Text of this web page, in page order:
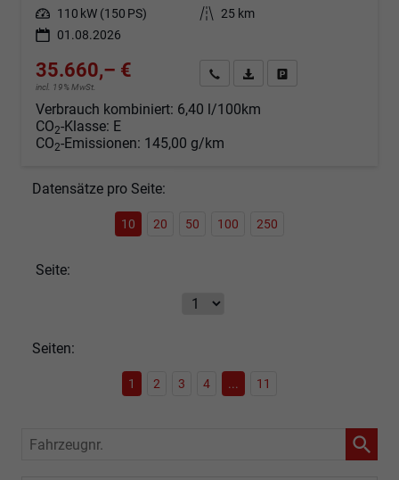
Leistung 110 kW (150 PS) Kilometerstand 25 km
01.08.2026
35.660,– €
incl. 19% MwSt.
Angebot anfordern
Fahrzeugexpose (PDF)
Verbrauch kombiniert: 6,40 l/100km
CO2-Klasse: E
CO2-Emissionen: 145,00 g/km
Datensätze pro Seite:
10 20 50 100 250
Seite:
Seiten:
1 2 3 4 ... 11
Fahrzeugnr.